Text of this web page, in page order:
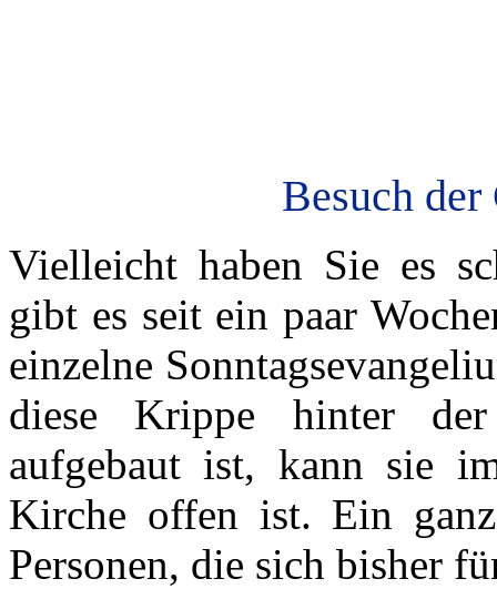
Besuch
Vielleicht haben Sie es
gibt es seit ein paar
einzelne
diese Krippe hinter der
aufgebaut ist, kann sie
Kirche offen ist. Ein
Personen, die sich bisher